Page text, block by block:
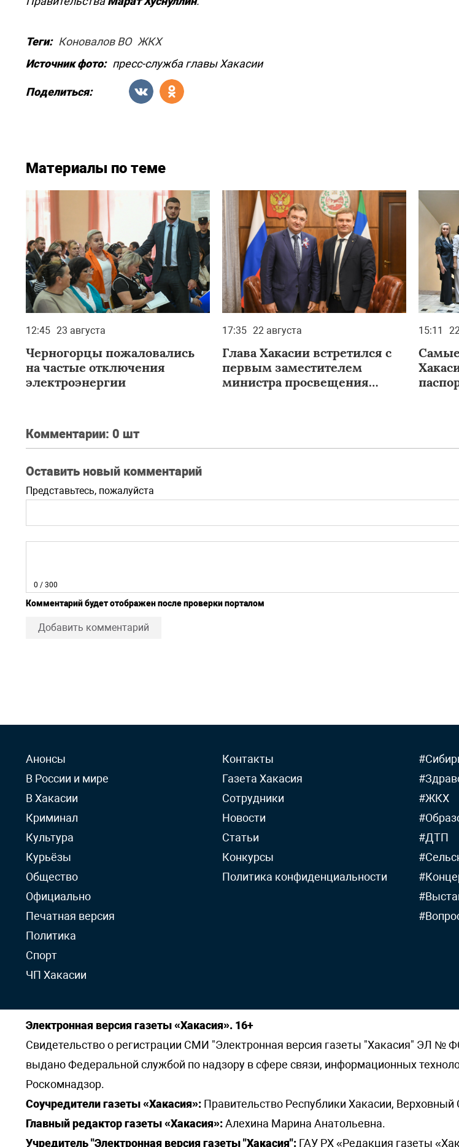
Теги: Коновалов ВО ЖКХ
Источник фото: пресс-служба главы Хакасии
Поделиться:
Материалы по теме
12:45 23 августа
Черногорцы пожаловались
на частые отключения
электроэнергии
17:35 22 августа
Глава Хакасии встретился с
первым заместителем
министра просвещения
15:11
Комментарии: 0 шт
Оставить новый комментарий
Представьтесь, пожалуйста
0 / 300
Комментарий будет отображен после проверки порталом
Добавить комментарий
Анонсы
В России и мире
В Хакасии
Криминал
Культура
Курьёзы
Общество
Официально
Печатная версия
Политика
Спорт
ЧП Хакасии
Контакты
Газета Хакасия
Сотрудники
Новости
Статьи
Конкурсы
Политика конфиденциальности
#ЖКХ
#ДТП
Электронная версия газеты «Хакасия». 16+
Свидетельство о регистрации СМИ "Электронная версия газеты "Хакасия" ЭЛ №
выдано Федеральной службой по надзору в сфере связи, информационных
Роскомнадзор.
Соучредители газеты «Хакасия»: Правительство Республики Хакасии, Верховный
Главный редактор газеты «Хакасия»:Алехина Марина Анатольевна.
Учредитель "Электронная версия газеты "Хакасия": ГАУ РХ «Редакция газеты